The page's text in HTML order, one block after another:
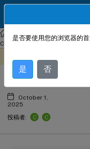
Citrix SD-WAN Center
Center 11.3
MPLS 队列报
October 1,
2025
投稿者:
C C
是否要使用您的浏览器的
是 否